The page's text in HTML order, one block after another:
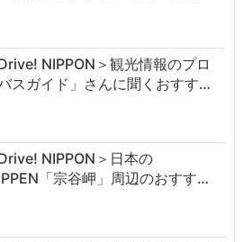
NIPPON＞観光情報のプロ
バスガイド」さんに聞くおすす…
NIPPON＞日本の
「宗谷岬」周辺のおすす…